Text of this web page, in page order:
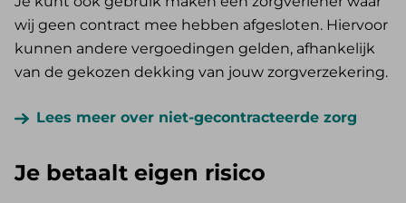
wij geen contract mee hebben afgesloten. Hiervoor
kunnen andere vergoedingen gelden, afhankelijk
van de gekozen dekking van jouw zorgverzekering.
Lees meer over niet-gecontracteerde zorg
Je betaalt eigen risico